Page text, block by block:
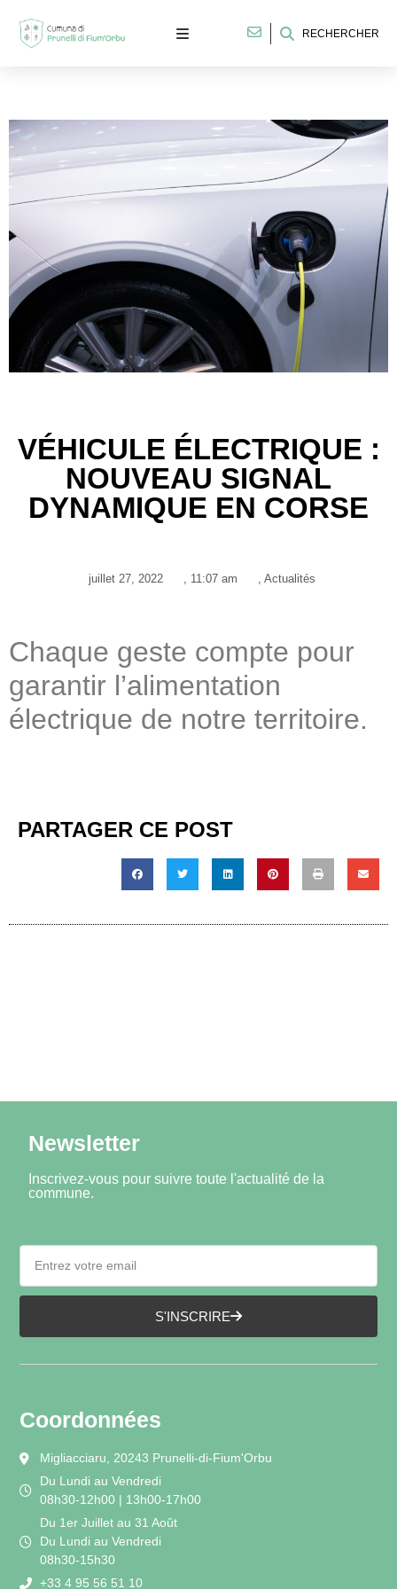
RECHERCHER
VÉHICULE ÉLECTRIQUE :
NOUVEAU SIGNAL
DYNAMIQUE EN CORSE
juillet 27, 2022 , 11:07 am , Actualités
Chaque geste compte pour
garantir l’alimentation
électrique de notre territoire.
PARTAGER CE POST
Newsletter
Inscrivez-vous pour suivre toute l'actualité de la
commune.
S'INSCRIRE
Coordonnées
Migliacciaru, 20243 Prunelli-di-Fium'Orbu
Du Lundi au Vendredi
08h30-12h00 | 13h00-17h00
Du 1er Juillet au 31 Août
Du Lundi au Vendredi
08h30-15h30
+33 4 95 56 51 10